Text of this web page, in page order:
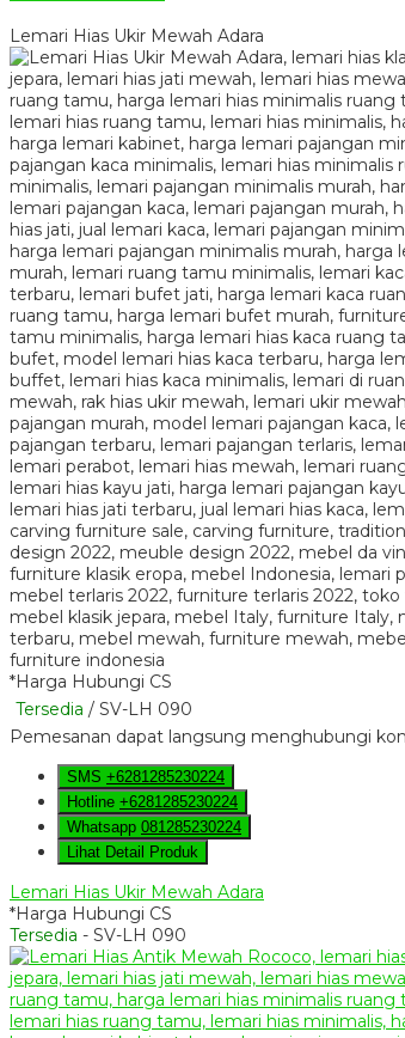
Lemari Hias Ukir Mewah Adara
*Harga Hubungi CS
Tersedia / SV-LH 090
Pemesanan dapat langsung menghubungi
SMS +6281285230224
Hotline +6281285230224
Whatsapp 081285230224
Lihat Detail Produk
Lemari Hias Ukir Mewah Adara
*Harga Hubungi CS
Tersedia - SV-LH 090